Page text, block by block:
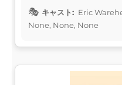
キャスト: Eric
None, None, None